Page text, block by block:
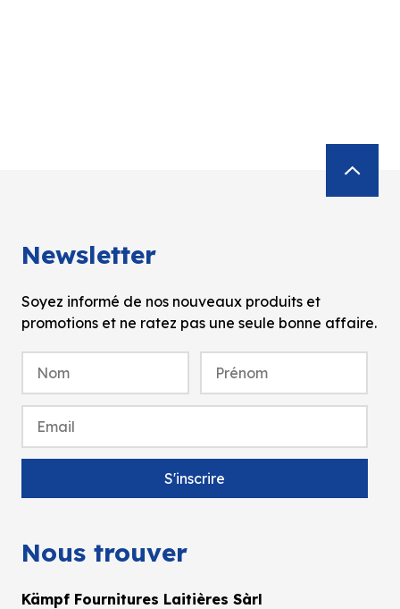
Newsletter
Soyez informé de nos nouveaux produits et
promotions et ne ratez pas une seule bonne affaire.
Nous trouver
Kämpf Fournitures Laitières Sàrl